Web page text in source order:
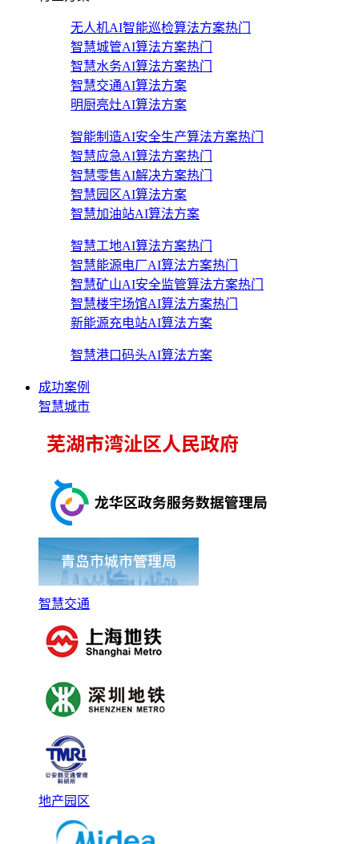
无人机AI智能巡检算法方案热门
智慧城管AI算法方案热门
智慧水务AI算法方案热门
智慧交通AI算法方案
明厨亮灶AI算法方案
智能制造AI安全生产算法方案热门
智慧应急AI算法方案热门
智慧零售AI解决方案热门
智慧园区AI算法方案
智慧加油站AI算法方案
智慧工地AI算法方案热门
智慧能源电厂AI算法方案热门
智慧矿山AI安全监管算法方案热门
智慧楼宇场馆AI算法方案热门
新能源充电站AI算法方案
智慧港口码头AI算法方案
成功案例
智慧城市
智慧交通
地产园区